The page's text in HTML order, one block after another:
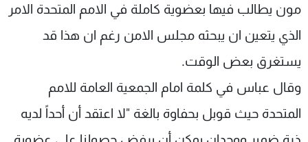
مون يطالب فيها بعضوية كاملة في الامم المتحدة الامر
الذي يتعين ان يبحثه مجلس الامن رغم ان هذا قد
يستغرق بعض الوقت.
وقال عباس في كلمة امام الجمعية العامة للامم
المتحدة حيث قوبل بحفاوة بالغة "لا اعتقد أن أحداً لديه